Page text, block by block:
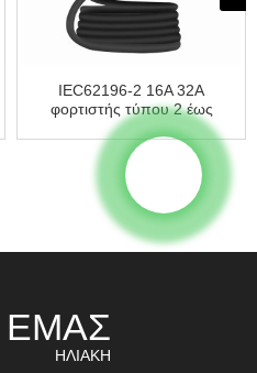
IEC62196-2 16A 32A
φορτιστής τύπου 2 έως
τύπου 2 EV ...
ΕΜΑΣ
ΗΛΙΑΚΉ